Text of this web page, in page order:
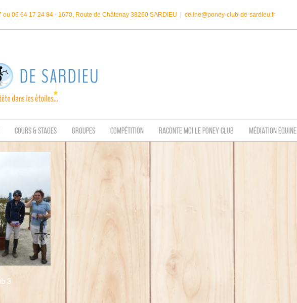
ou 06 64 17 24 84 - 1670, Route de Châtenay 38260 SARDIEU celine@poney-club-de-sardieu.fr
COURS & STAGES GROUPES COMPÉTITION RACONTE MOI LE PONEY CLUB MÉDIATION ÉQUINE
3